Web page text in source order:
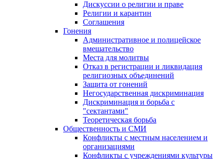
Дискуссии о религии и праве
Религии и карантин
Соглашения
Гонения
Административное и полицейское
вмешательство
Места для молитвы
Отказ в регистрации и ликвидация
религиозных объединений
Защита от гонений
Негосударственная дискриминация
Дискриминация и борьба с
"сектантами"
Теоретическая борьба
Общественность и СМИ
Конфликты с местным населением и
организациями
Конфликты с учреждениями культуры